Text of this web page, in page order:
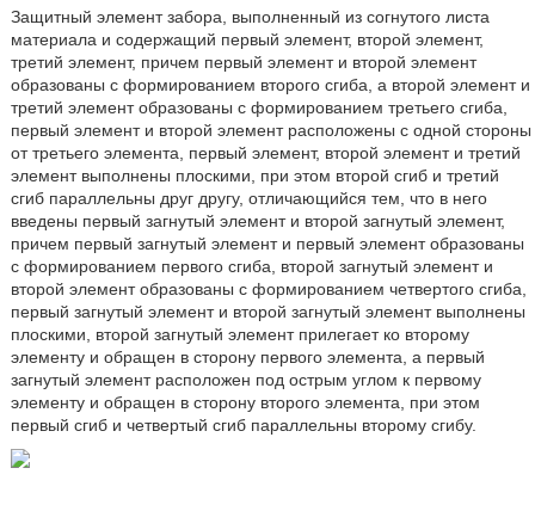
Защитный элемент забора, выполненный из согнутого листа
материала и содержащий первый элемент, второй элемент,
третий элемент, причем первый элемент и второй элемент
образованы с формированием второго сгиба, а второй элемент и
третий элемент образованы с формированием третьего сгиба,
первый элемент и второй элемент расположены с одной стороны
от третьего элемента, первый элемент, второй элемент и третий
элемент выполнены плоскими, при этом второй сгиб и третий
сгиб параллельны друг другу, отличающийся тем, что в него
введены первый загнутый элемент и второй загнутый элемент,
причем первый загнутый элемент и первый элемент образованы
с формированием первого сгиба, второй загнутый элемент и
второй элемент образованы с формированием четвертого сгиба,
первый загнутый элемент и второй загнутый элемент выполнены
плоскими, второй загнутый элемент прилегает ко второму
элементу и обращен в сторону первого элемента, а первый
загнутый элемент расположен под острым углом к первому
элементу и обращен в сторону второго элемента, при этом
первый сгиб и четвертый сгиб параллельны второму сгибу.